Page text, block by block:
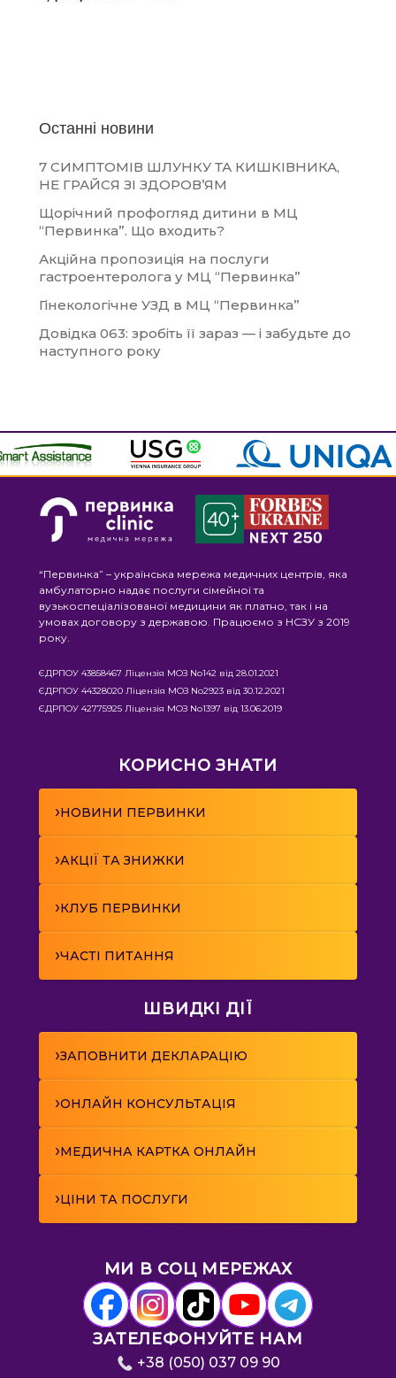
Останні новини
7 СИМПТОМІВ ШЛУНКУ ТА КИШКІВНИКА,
НЕ ГРАЙСЯ ЗІ ЗДОРОВ’ЯМ
Щорічний профогляд дитини в МЦ
“Первинка”. Що входить?
Акційна пропозиція на послуги
гастроентеролога у МЦ “Первинка”
Гінекологічне УЗД в МЦ “Первинка”
Довідка 063: зробіть її зараз — і забудьте до
наступного року
“Первинка” – українська мережа медичних центрів, яка
амбулаторно надає послуги сімейної та
вузькоспеціалізованої медицини як платно, так і на
умовах договору з державою. Працюємо з НСЗУ з 2019
року.
ЄДРПОУ 43858467 Ліцензія МОЗ No142 від 28.01.2021
ЄДРПОУ 44328020 Ліцензія МОЗ No2923 від 30.12.2021
ЄДРПОУ 42775925 Ліцензія МОЗ No1397 від 13.06.2019
КОРИСНО ЗНАТИ
›НОВИНИ ПЕРВИНКИ
›АКЦІЇ ТА ЗНИЖКИ
›КЛУБ ПЕРВИНКИ
›ЧАСТІ ПИТАННЯ
ШВИДКІ ДІЇ
›ЗАПОВНИТИ ДЕКЛАРАЦІЮ
›ОНЛАЙН КОНСУЛЬТАЦІЯ
›МЕДИЧНА КАРТКА ОНЛАЙН
›ЦІНИ ТА ПОСЛУГИ
МИ В СОЦ МЕРЕЖАХ
ЗАТЕЛЕФОНУЙТЕ НАМ
+38 (050) 037 09 90